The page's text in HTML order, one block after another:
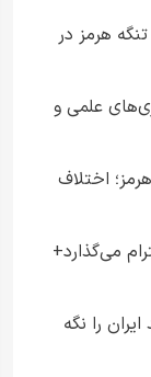
هرمز در
علمی و
اختلاف
می‌گذارد+
را نگه